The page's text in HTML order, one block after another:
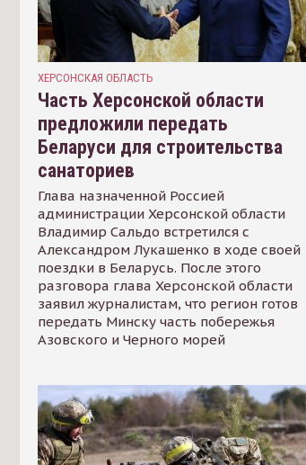
ХЕРСОНСКАЯ ОБЛАСТЬ
Часть Херсонской области
предложили передать
Беларуси для строительства
санаториев
Глава назначенной Россией
администрации Херсонской области
Владимир Сальдо встретился с
Александром Лукашенко в ходе своей
поездки в Беларусь. После этого
разговора глава Херсонской области
заявил журналистам, что регион готов
передать Минску часть побережья
Азовского и Черного морей